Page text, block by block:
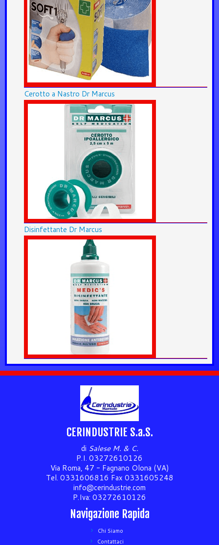
Cerotto a Nastro Dr Marcus
Disinfettante Dr Marcus
CERINDUSTRIE S.a.S.
di Salese M. & C.
P.I. 03272610126
Via Roma, 47 - Fagnano Olona (VA)
Tel. 0331606816 Fax 0331605248
info@cerindustrie.com
P.Iva: 03272610126
Navigazione Rapida
Chi Siamo
Contattaci